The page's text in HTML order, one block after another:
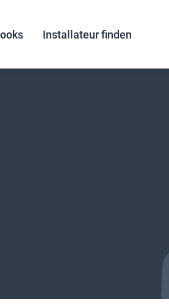
Installateur finden